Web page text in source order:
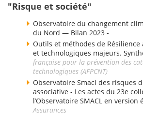
"Risque et société"
Observatoire du changement
du Nord — Bilan 2023 -
Outils et méthodes de
et technologiques majeurs.
française pour la prévention des
technologiques (AFPCNT)
Observatoire Smacl des risques
associative - Les actes du 23e
l’Observatoire SMACL en version
Assurances